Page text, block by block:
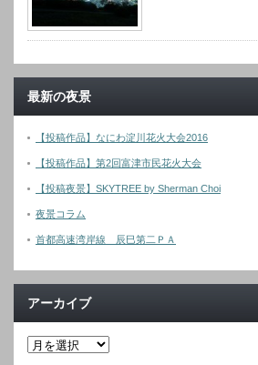
最新の夜景
【投稿作品】なにわ淀川花火大会2016
【投稿作品】第2回富津市民花火大会
【投稿夜景】SKYTREE by Sherman Choi
夜景コラム
首都高速湾岸線 辰巳第二ＰＡ
アーカイブ